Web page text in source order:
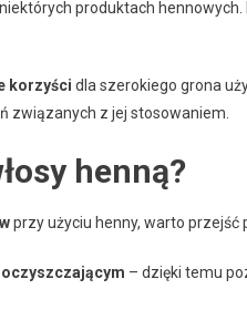
produktach
korzyści dla szerokiego grona
związanych z jej stosowaniem.
henną?
przy użyciu henny, warto przejść
oczyszczającym – dzięki temu